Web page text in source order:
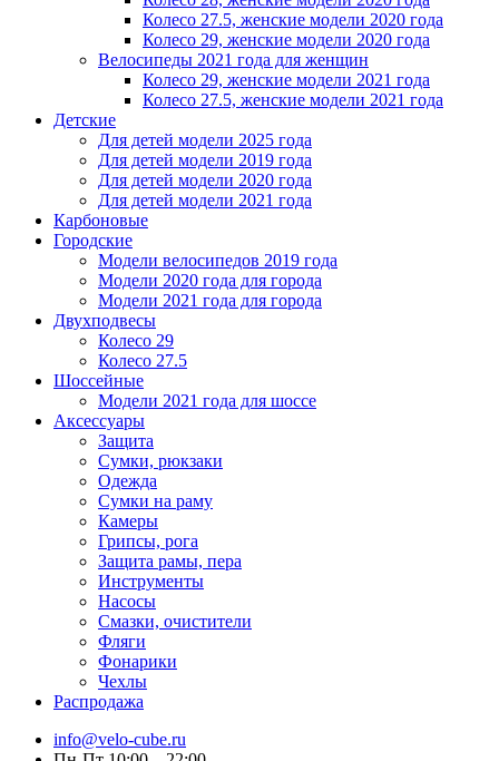
Колесо 27.5, женские модели 2020 года
Колесо 29, женские модели 2020 года
Велосипеды 2021 года для женщин
Колесо 29, женские модели 2021 года
Колесо 27.5, женские модели 2021 года
Детские
Для детей модели 2025 года
Для детей модели 2019 года
Для детей модели 2020 года
Для детей модели 2021 года
Карбоновые
Городские
Модели велосипедов 2019 года
Модели 2020 года для города
Модели 2021 года для города
Двухподвесы
Колесо 29
Колесо 27.5
Шоссейные
Модели 2021 года для шоссе
Аксессуары
Защита
Сумки, рюкзаки
Одежда
Сумки на раму
Камеры
Грипсы, рога
Защита рамы, пера
Инструменты
Насосы
Смазки, очистители
Фляги
Фонарики
Чехлы
Распродажа
info@velo-cube.ru